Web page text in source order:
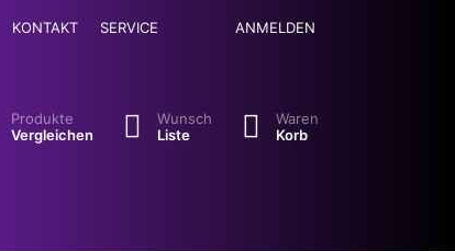
KONTAKT SERVICE ANMELDEN
Sie die Eingabetaste, um alle Ergebnisse
Produkte
Vergleichen
Wunsch
Liste
Waren
Korb